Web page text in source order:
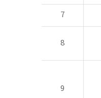
7
8
9